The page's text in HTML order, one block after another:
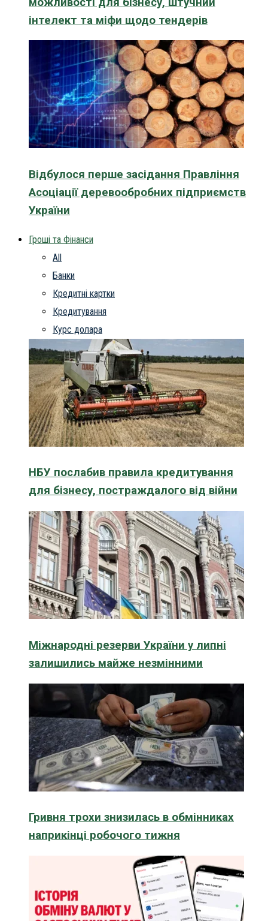
інтелект та міфи щодо тендерів
Відбулося перше засідання Правління
Асоціації деревообробних підприємств
України
Гроші та Фінанси
All
Банки
Кредитні картки
Кредитування
Курс долара
НБУ послабив правила кредитування
для бізнесу, постраждалого від війни
Міжнародні резерви України у липні
залишились майже незмінними
Гривня трохи знизилась в обмінниках
наприкінці робочого тижня